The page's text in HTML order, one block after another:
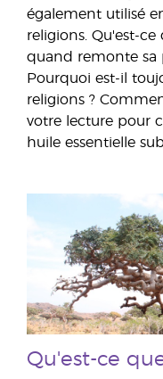
également utilisé
religions. Qu'est-ce
quand remonte sa
Pourquoi est-il
religions ?
votre lecture pour
huile essentielle
Qu'est-ce